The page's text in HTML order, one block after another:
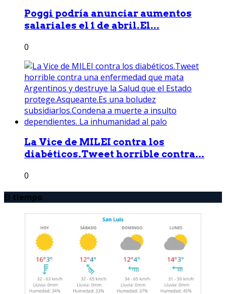
Poggi podría anunciar aumentos
salariales el 1 de abril.El...
0
La Vice de MILEI contra los
diabéticos.Tweet horrible contra...
0
El tiempo